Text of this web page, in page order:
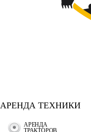
АРЕНДА ТЕХНИКИ
АРЕНДА
ТРАКТОРОВ